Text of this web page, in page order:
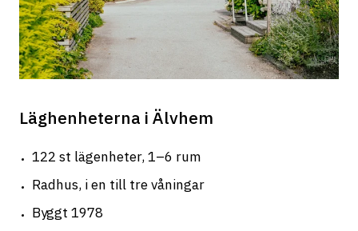
Läghenheterna i Älvhem
122 st lägenheter, 1–6 rum
Radhus, i en till tre våningar
Byggt 1978